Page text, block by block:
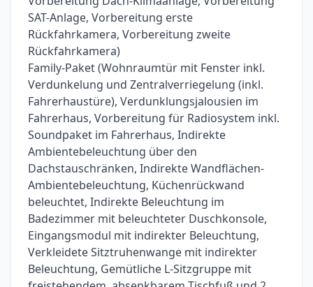
SAT-Anlage, Vorbereitung erste
Rückfahrkamera, Vorbereitung zweite
Rückfahrkamera)
Family-Paket (Wohnraumtür mit Fenster inkl.
Verdunkelung und Zentralverriegelung (inkl.
Fahrerhaustüre), Verdunklungsjalousien im
Fahrerhaus, Vorbereitung für Radiosystem inkl.
Soundpaket im Fahrerhaus, Indirekte
Ambientebeleuchtung über den
Dachstauschränken, Indirekte Wandflächen-
Ambientebeleuchtung, Küchenrückwand
beleuchtet, Indirekte Beleuchtung im
Badezimmer mit beleuchteter Duschkonsole,
Eingangsmodul mit indirekter Beleuchtung,
Verkleidete Sitztruhenwange mit indirekter
Beleuchtung, Gemütliche L-Sitzgruppe mit